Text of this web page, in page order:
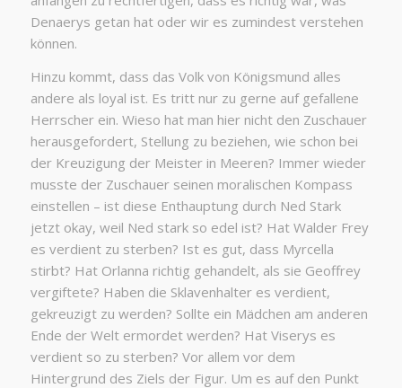
Denaerys getan hat oder wir es zumindest verstehen
können.
Hinzu kommt, dass das Volk von Königsmund alles
andere als loyal ist. Es tritt nur zu gerne auf gefallene
Herrscher ein. Wieso hat man hier nicht den Zuschauer
herausgefordert, Stellung zu beziehen, wie schon bei
der Kreuzigung der Meister in Meeren? Immer wieder
musste der Zuschauer seinen moralischen Kompass
einstellen – ist diese Enthauptung durch Ned Stark
jetzt okay, weil Ned stark so edel ist? Hat Walder Frey
es verdient zu sterben? Ist es gut, dass Myrcella
stirbt? Hat Orlanna richtig gehandelt, als sie Geoffrey
vergiftete? Haben die Sklavenhalter es verdient,
gekreuzigt zu werden? Sollte ein Mädchen am anderen
Ende der Welt ermordet werden? Hat Viserys es
verdient so zu sterben? Vor allem vor dem
Hintergrund des Ziels der Figur. Um es auf den Punkt